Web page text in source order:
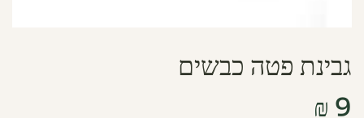
גבינת פטה כבשים
₪ 9